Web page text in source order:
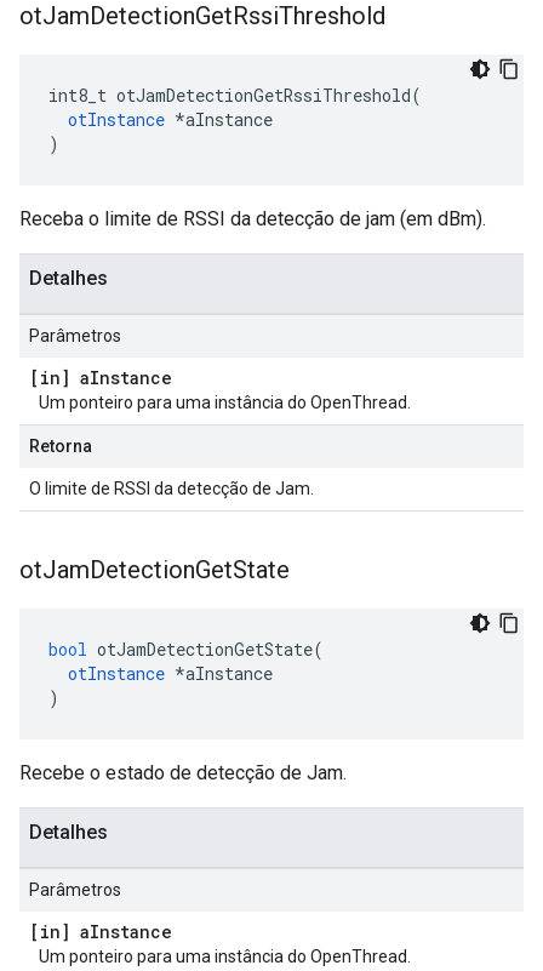
otJamDetectionGetRssiThreshold
int8_t otJamDetectionGetRssiThreshold(
otInstance *aInstance
)
Receba o limite de RSSI da detecção de jam (em dBm).
Detalhes
Parâmetros
[in] aInstance
Um ponteiro para uma instância do OpenThread.
Retorna
O limite de RSSI da detecção de Jam.
otJamDetectionGetState
bool otJamDetectionGetState(
otInstance *aInstance
)
Recebe o estado de detecção de Jam.
Detalhes
Parâmetros
[in] aInstance
Um ponteiro para uma instância do OpenThread.